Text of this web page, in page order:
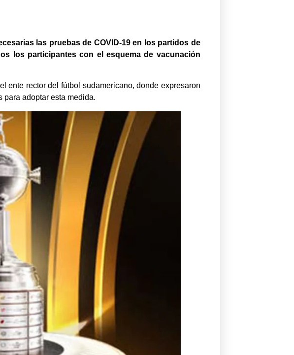
las pruebas de COVID-19 en los partidos de
los participantes con el esquema de vacunación
ente rector del fútbol sudamericano, donde expresaron
adoptar esta medida.